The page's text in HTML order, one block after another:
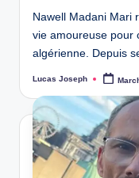
Nawell Madani Mari
vie amoureuse pour
algérienne. Depuis
Posted
Lucas Joseph
Tags: